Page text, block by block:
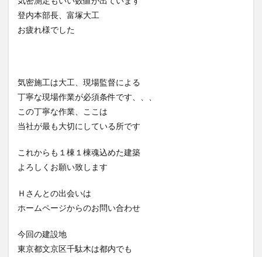
登内本部長、富塚大工
お疲れ様でした
気密施工は大工、現場監督による
丁寧な現場作業が必須条件です、、、
この丁寧な作業、ここは
当社が最も大切にしている所です
これからも１棟１棟魂込めた建築
よろしくお願い致します
Ｈさんとの出会いは
ホームページからのお問い合わせ
今回の建設地
東京都文京区千駄木は都内でも